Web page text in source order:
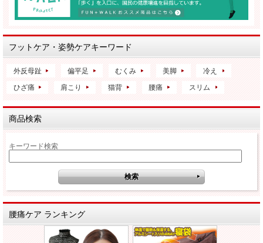
フットケア・姿勢ケアキーワード
外反母趾 偏平足 むくみ 美脚 冷え
ひざ痛 肩こり 猫背 腰痛 スリム
商品検索
キーワード検索
腰痛ケア ランキング